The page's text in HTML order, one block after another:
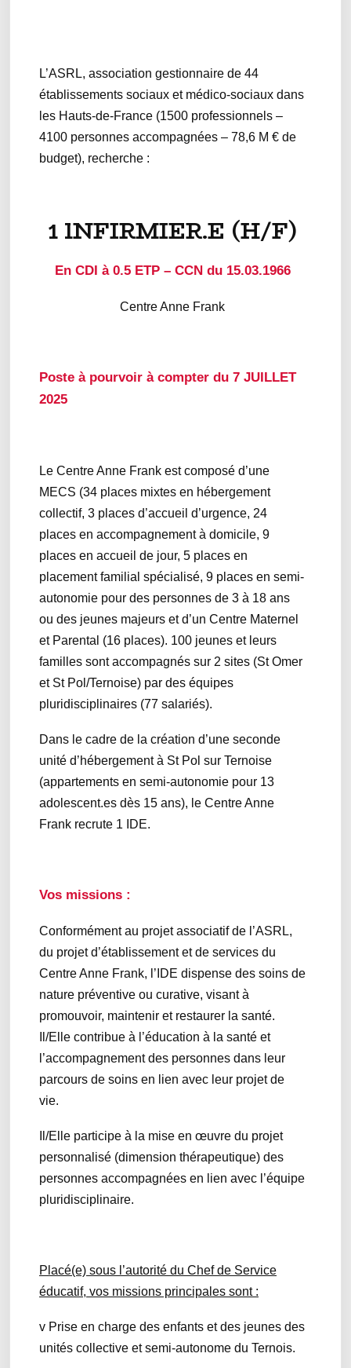
L’ASRL, association gestionnaire de 44
établissements sociaux et médico-sociaux dans
les Hauts-de-France (1500 professionnels –
4100 personnes accompagnées – 78,6 M € de
budget), recherche :
1 lNFIRMIER.E (H/F)
En CDI à 0.5 ETP – CCN du 15.03.1966
Centre Anne Frank
Poste à pourvoir à compter du 7 JUILLET
2025
Le Centre Anne Frank est composé d’une
MECS (34 places mixtes en hébergement
collectif, 3 places d’accueil d’urgence, 24
places en accompagnement à domicile, 9
places en accueil de jour, 5 places en
placement familial spécialisé, 9 places en semi-
autonomie pour des personnes de 3 à 18 ans
ou des jeunes majeurs et d’un Centre Maternel
et Parental (16 places). 100 jeunes et leurs
familles sont accompagnés sur 2 sites (St Omer
et St Pol/Ternoise) par des équipes
pluridisciplinaires (77 salariés).
Dans le cadre de la création d’une seconde
unité d’hébergement à St Pol sur Ternoise
(appartements en semi-autonomie pour 13
adolescent.es dès 15 ans), le Centre Anne
Frank recrute 1 IDE.
Vos missions :
Conformément au projet associatif de l’ASRL,
du projet d’établissement et de services du
Centre Anne Frank, l’IDE dispense des soins de
nature préventive ou curative, visant à
promouvoir, maintenir et restaurer la santé.
Il/Elle contribue à l’éducation à la santé et
l’accompagnement des personnes dans leur
parcours de soins en lien avec leur projet de
vie.
Il/Elle participe à la mise en œuvre du projet
personnalisé (dimension thérapeutique) des
personnes accompagnées en lien avec l’équipe
pluridisciplinaire.
Placé(e) sous l’autorité du Chef de Service
éducatif, vos missions principales sont :
v Prise en charge des enfants et des jeunes des
unités collective et semi-autonome du Ternois.